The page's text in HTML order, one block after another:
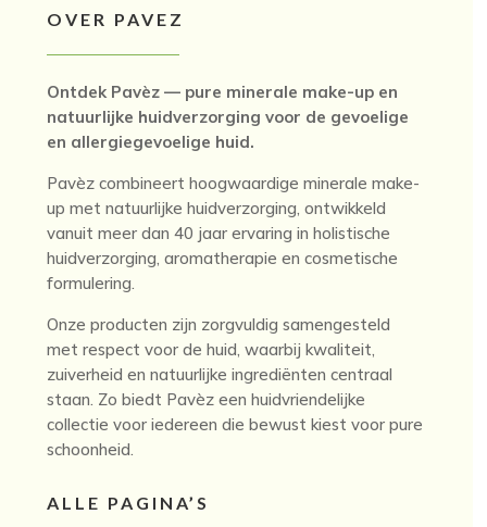
OVER PAVEZ
Ontdek Pavèz — pure minerale make-up en
natuurlijke huidverzorging voor de gevoelige
en allergiegevoelige huid.
Pavèz combineert hoogwaardige minerale make-
up met natuurlijke huidverzorging, ontwikkeld
vanuit meer dan 40 jaar ervaring in holistische
huidverzorging, aromatherapie en cosmetische
formulering.
Onze producten zijn zorgvuldig samengesteld
met respect voor de huid, waarbij kwaliteit,
zuiverheid en natuurlijke ingrediënten centraal
staan. Zo biedt Pavèz een huidvriendelijke
collectie voor iedereen die bewust kiest voor pure
schoonheid.
ALLE PAGINA’S